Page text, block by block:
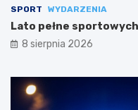
SPORT WYDARZENIA
Lato pełne sportowych
8 sierpnia 2026